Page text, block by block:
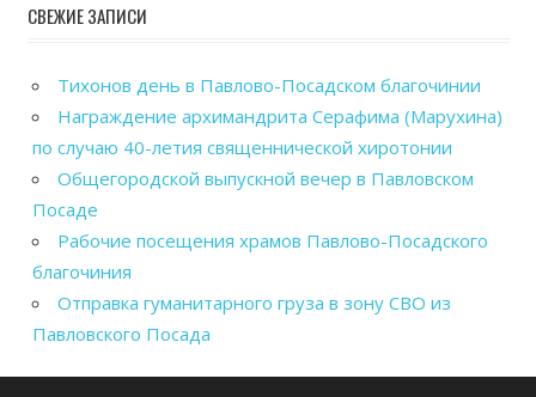
СВЕЖИЕ ЗАПИСИ
Тихонов день в Павлово-Посадском благочинии
Награждение архимандрита Серафима (Марухина)
по случаю 40-летия священнической хиротонии
Общегородской выпускной вечер в Павловском
Посаде
Рабочие посещения храмов Павлово-Посадского
благочиния
Отправка гуманитарного груза в зону СВО из
Павловского Посада